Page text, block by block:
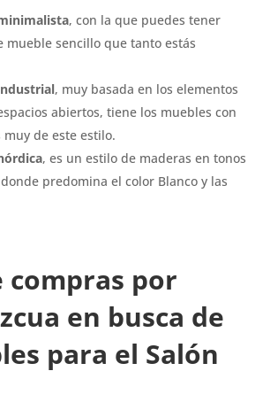
, con la que puedes tener
mueble sencillo que tanto estás
, muy basada en los elementos
abiertos, tiene los muebles con
de este estilo.
, es un estilo de maderas en tonos
predomina el color Blanco y las
compras por
en busca de
para el Salón